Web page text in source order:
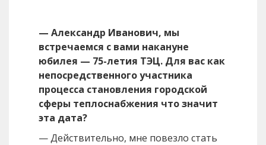
— Александр Иванович, мы
встречаемся с вами накануне
юбилея — 75-летия ТЭЦ. Для вас как
непосредственного участника
процесса становления городской
сферы теплоснабжения что значит
эта дата?
— Действительно, мне повезло стать